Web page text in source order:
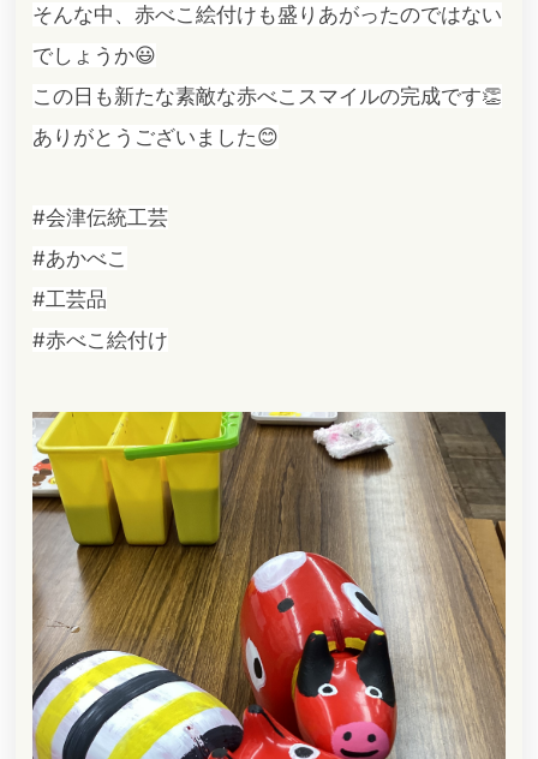
そんな中、赤べこ絵付けも盛りあがったのではない
でしょうか😃
この日も新たな素敵な赤べこスマイルの完成です👏
ありがとうございました😊
#会津伝統工芸
#あかべこ
#工芸品
#赤べこ絵付け